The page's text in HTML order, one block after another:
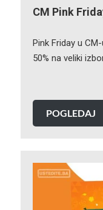
CM Pink
Pink Friday u
50% na veliki
POGLEDAJ